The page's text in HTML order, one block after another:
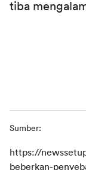
tiba
Sumber:
https://
beberkan-